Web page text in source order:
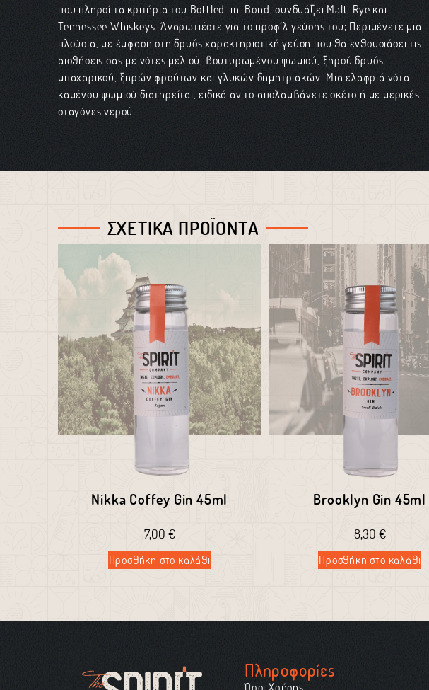
που πληροί τα κριτήρια του Bottled-in-Bond, συνδυάζει Malt, Rye και
Tennessee Whiskeys. Αναρωτιέστε για το προφίλ γεύσης του; Περιμένετε μια
πλούσια, με έμφαση στη δρυός χαρακτηριστική γεύση που θα ενθουσιάσει τις
αισθήσεις σας με νότες μελιού, βουτυρωμένου ψωμιού, ξηρού δρυός
μπαχαρικού, ξηρών φρούτων και γλυκών δημητριακών. Μια ελαφριά νότα
καμένου ψωμιού διατηρείται, ειδικά αν το απολαμβάνετε σκέτο ή με μερικές
σταγόνες νερού.
ΣΧΕΤΙΚΑ ΠΡΟΪΟΝΤΑ
Nikka Coffey Gin 45ml
7,00 €
Προσθήκη στο καλάθι
Brooklyn Gin 45ml
8,30 €
Προσθήκη στο καλάθι
Πληροφορίες
Όροι Χρήσης